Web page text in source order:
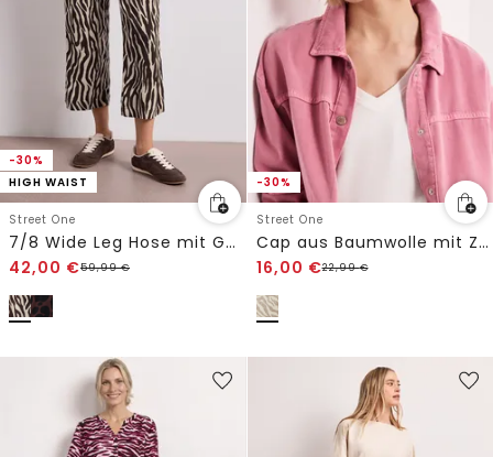
-30%
HIGH WAIST
Street One
7/8 Wide Leg Hose mit Gürteldetail
42,00 €59,99€
-30%
Street One
Cap aus Baumwolle mit Zebra-Print
16,00 €22,99€